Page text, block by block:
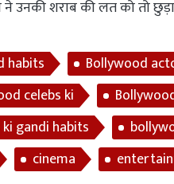
ने उनकी शराब की लत को तो
habits
Bollywood
celebs ki
gandi habits
cinema